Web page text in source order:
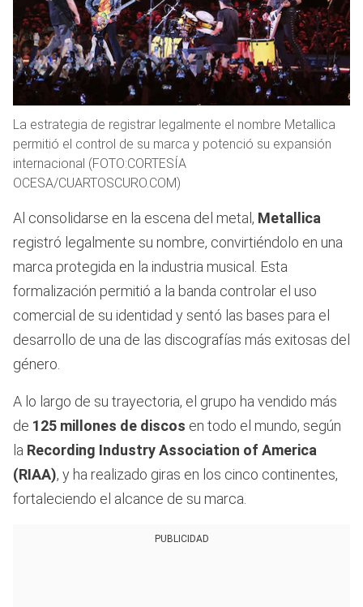
La estrategia de registrar legalmente el nombre Metallica
permitió el control de su marca y potenció su expansión
internacional (FOTO:CORTESÍA
OCESA/CUARTOSCURO.COM)
Al consolidarse en la escena del metal, Metallica
registró legalmente su nombre, convirtiéndolo en una
marca protegida en la industria musical. Esta
formalización permitió a la banda controlar el uso
comercial de su identidad y sentó las bases para el
desarrollo de una de las discografías más exitosas del
género.
A lo largo de su trayectoria, el grupo ha vendido más
de 125 millones de discos en todo el mundo, según
la Recording Industry Association of America
(RIAA), y ha realizado giras en los cinco continentes,
fortaleciendo el alcance de su marca.
PUBLICIDAD